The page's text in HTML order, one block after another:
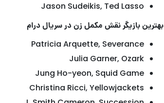
Jason Sudeikis, Ted Lasso
بهترین بازیگر نقش مکمل زن در سریال درام
Patricia Arquette, Severance
Julia Garner, Ozark
Jung Ho-yeon, Squid Game
Christina Ricci, Yellowjackets